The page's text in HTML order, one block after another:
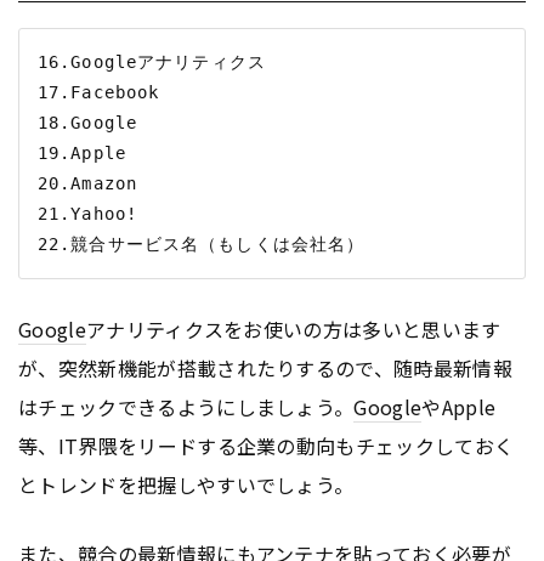
16.Googleアナリティクス
17.Facebook
18.Google
19.Apple
20.Amazon
21.Yahoo!
Googleアナリティクスをお使いの方は多いと思います
が、突然新機能が搭載されたりするので、随時最新情報
はチェックできるようにしましょう。GoogleやApple
等、IT界隈をリードする企業の動向もチェックしておく
とトレンドを把握しやすいでしょう。
また、競合の最新情報にもアンテナを貼っておく必要が